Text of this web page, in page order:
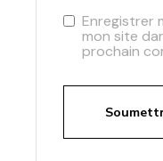
Enregistrer
mon site
prochain